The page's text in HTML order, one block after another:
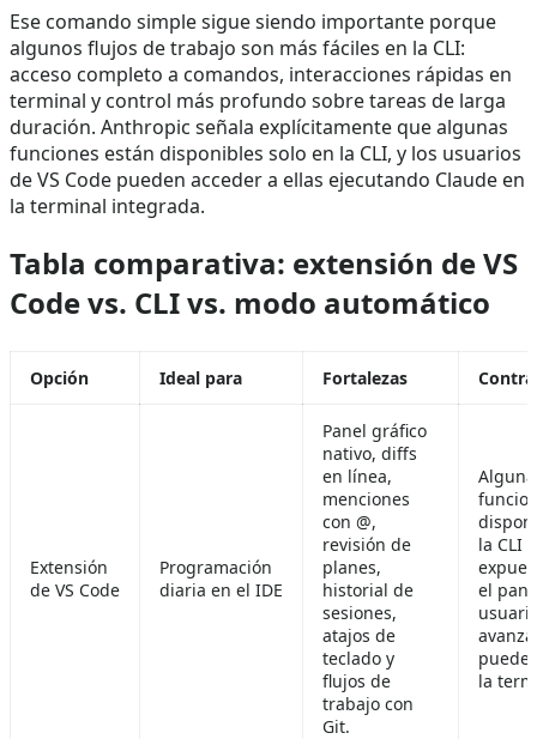
Ese comando simple sigue siendo importante porque
algunos flujos de trabajo son más fáciles en la CLI:
acceso completo a comandos, interacciones rápidas en
terminal y control más profundo sobre tareas de larga
duración. Anthropic señala explícitamente que algunas
funciones están disponibles solo en la CLI, y los usuarios
de VS Code pueden acceder a ellas ejecutando Claude en
la terminal integrada.
Tabla comparativa: extensión de VS
Code vs. CLI vs. modo automático
Opción Ideal para Fortalezas
Extensión
de VS Code
Programación
diaria en el IDE
Panel gráfico
nativo, diffs
en línea,
menciones
con @,
revisión de
planes,
historial de
sesiones,
atajos de
teclado y
flujos de
trabajo con
Git.
la CLI
el
la